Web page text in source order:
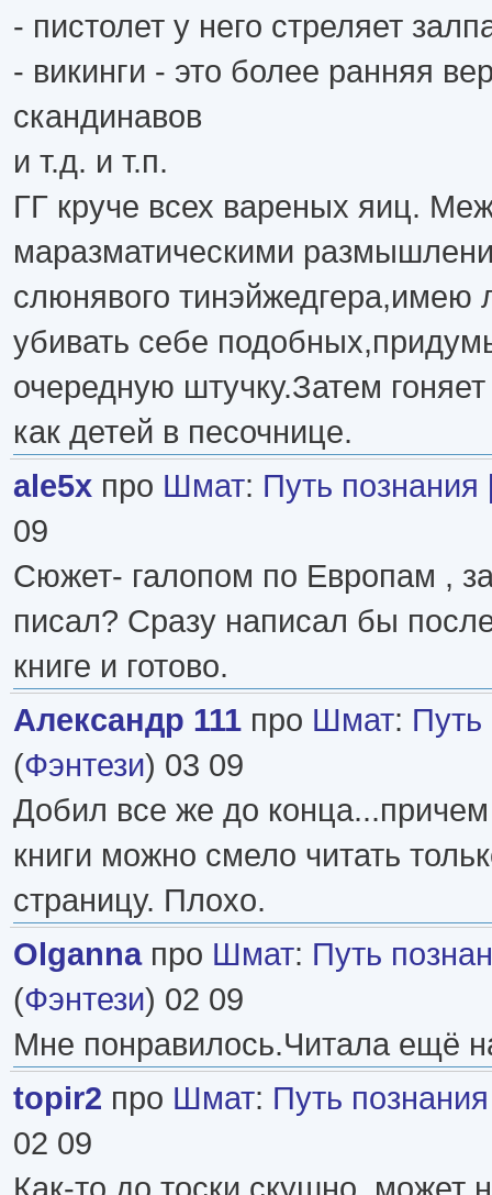
- пистолет у него стреляет
- викинги - это более ранняя
скандинавов
и т.д. и т.п.
ГГ круче всех вареных яиц.
маразматическими
слюнявого тинэйжедгера,имею
убивать себе
очередную штучку.Затем
как детей в песочнице.
ale5x про Шмат: Путь познания
09
Сюжет- галопом по Европам ,
писал? Сразу написал бы
книге и готово.
Александр 111 про Шмат: Путь
(Фэнтези) 03 09
Добил все же до конца...причем
книги можно смело читать
страницу. Плохо.
Olgannaпро Шмат: Путь
(Фэнтези) 02 09
Мне понравилось.Читала ещё
topir2 про Шмат: Путь
02 09
Как-то до тоски скушно, может